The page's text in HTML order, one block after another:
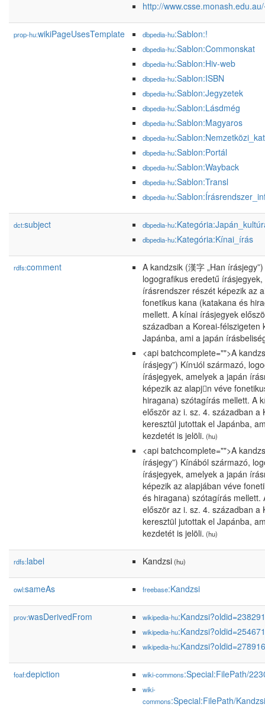
http://
prop-hu:wikiPageUsesTemplate dbpedia-hu:Sablon:!
dbpedia-hu:Sablon:Commonskat
dbpedia-hu:Sablon:Hiv-web
dbpedia-hu:Sablon:ISBN
dbpedia-hu:Sablon:Jegyzetek
dbpedia-hu:Sablon:Lásdmég
dbpedia-hu:Sablon:Magyaros
dbpedia-hu
dbpedia-hu:Sablon:Portál
dbpedia-hu:Sablon:Wayback
dbpedia-hu:Sablon:Transl
dbpedia-hu
dct:subject dbpedia-hu
dbpedia-hu:Kategória:Kínai_írás
rdfs:comment
A kandzsik (漢字 „Han
logografikus eredetű
írásrendszer részét képezik az
fonetikus kana (katakana és
mellett. A kínai írásjegyek
században a Koreai-félszigeten
Japánba, ami a japán
<api batchcomplete="">A
írásjegy”) Kínปól származó,
írásjegyek, amelyek a japán
képezik az alapjn véve
hiragana) szótagírás mellett. A
először az i. sz. 4. században a
keresztül jutottak el Japánba,
kezdetét is jelöli. (hu)
<api batchcomplete="">A
írásjegy”) Kínából származó,
írásjegyek, amelyek a japán
képezik az alapjában véve
és hiragana) szótagírás mellett.
először az i. sz. 4. században a
keresztül jutottak el Japánba,
kezdetét is jelöli. (hu)
rdfs:label Kandzsi(hu)
owl:sameAs freebase:Kandzsi
prov:wasDerivedFrom wikipedia-hu
wikipedia-hu
wikipedia-hu
foaf:depiction wiki-commons:Special:FilePath/
wiki-
commons:Special:FilePath/